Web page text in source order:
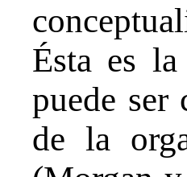
Ésta es
puede ser
de la